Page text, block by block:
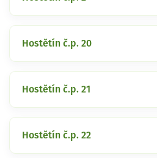
Hostětín č.p. 20
Hostětín č.p. 21
Hostětín č.p. 22